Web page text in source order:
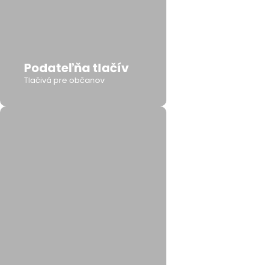
Podateľňa tlačív
Tlačivá pre občanov